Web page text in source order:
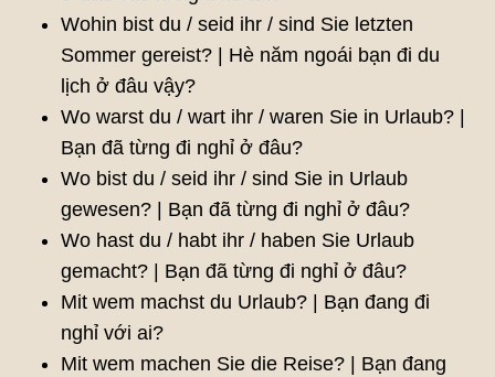
Wohin bist du / seid ihr / sind Sie letzten
Sommer gereist? | Hè năm ngoái bạn đi du
lịch ở đâu vậy?
Wo warst du / wart ihr / waren Sie in Urlaub? |
Bạn đã từng đi nghỉ ở đâu?
Wo bist du / seid ihr / sind Sie in Urlaub
gewesen? | Bạn đã từng đi nghỉ ở đâu?
Wo hast du / habt ihr / haben Sie Urlaub
gemacht? | Bạn đã từng đi nghỉ ở đâu?
Mit wem machst du Urlaub? | Bạn đang đi
nghỉ với ai?
Mit wem machen Sie die Reise? | Bạn đang